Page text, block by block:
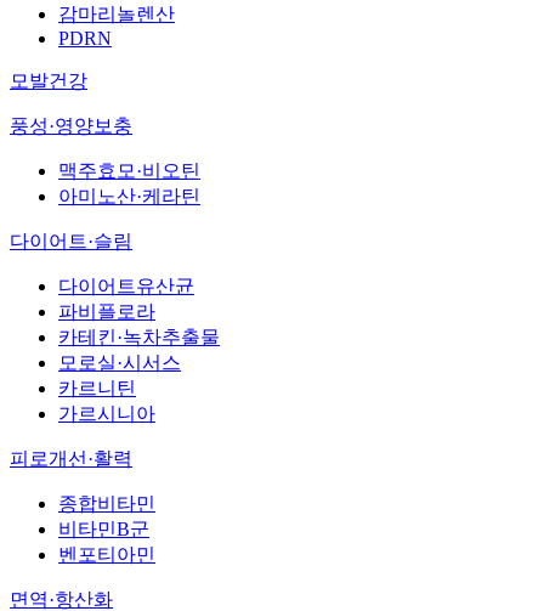
감마리놀렌산
PDRN
모발건강
풍성·영양보충
맥주효모·비오틴
아미노산·케라틴
다이어트·슬림
다이어트유산균
파비플로라
카테킨·녹차추출물
모로실·시서스
카르니틴
가르시니아
피로개선·활력
종합비타민
비타민B군
벤포티아민
면역·항산화